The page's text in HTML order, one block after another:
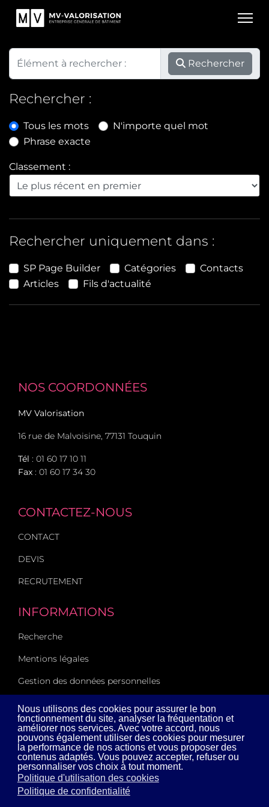
Nous utilisons des cookies pour assurer le bon
fonctionnement du site, analyser la fréquentation et
améliorer nos services. Avec votre accord, nous
pouvons également utiliser des cookies pour mesurer
la performance de nos actions et vous proposer des
contenus adaptés. Vous pouvez accepter, refuser ou
personnaliser vos choix à tout moment.
Politique d'utilisation des cookies
Politique de confidentialité
Rechercher
Rechercher :
Tous les mots
N'importe quel mot
Phrase exacte
Classement :
Rechercher uniquement dans :
SP Page Builder Catégories
Contacts
Articles
Fils d'actualité
NOS COORDONNÉES
MV Valorisation
16 rue de Malvoisine, 77131 Touquin
Tél : 01 60 17 10 11
Fax : 01 60 17 34 30
CONTACTEZ-NOUS
CONTACT
DEVIS
RECRUTEMENT
INFORMATIONS
Recherche
Mentions légales
Gestion des données personnelles
Plan du site
Connexion